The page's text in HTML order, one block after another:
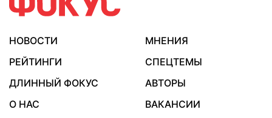
НОВОСТИ
МНЕНИЯ
РЕЙТИНГИ
СПЕЦТЕМЫ
ДЛИННЫЙ ФОКУС
АВТОРЫ
О НАС
ВАКАНСИИ